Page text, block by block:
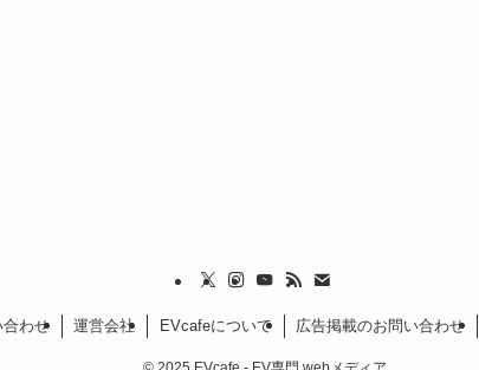
合わせ 運営会社 EVcafeについて 広告掲載のお問い合わせ